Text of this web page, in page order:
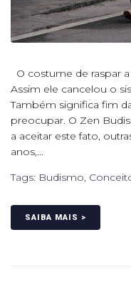
O costume de raspar
Assim ele cancelou o
Também significa fim
preocupar. O Zen
a aceitar este fato,
anos,...
Tags: Budismo,
SAIBA MAIS >